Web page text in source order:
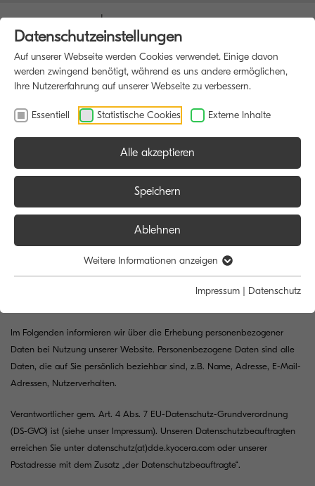
Diese Internet-Datenschutzerklärung beschreibt die Maßnahmen, die
KYOCERA zum Schutz Ihrer personenbezogenen Daten ergreift, wenn
Im Folgenden informieren wir über die Erhebung personenbezogener
Daten bei Nutzung unserer Website. Personenbezogene Daten sind alle
Daten, die auf Sie persönlich beziehbar sind, z.B. Name, Adresse, E-Mail-
Adressen, Nutzerverhalten.
Verantwortlicher gem. Art. 4 Abs. 7 EU-Datenschutz-Grundverordnung
(DS-GVO) ist (siehe unser Impressum). Unseren Datenschutzbeauftragten
erreichen Sie unter datenschutz(at)dde.kyocera.com oder unserer
Postadresse mit dem Zusatz „der Datenschutzbeauftragte“.
Datenschutzeinstellungen
Auf unserer Webseite werden Cookies verwendet. Einige davon
werden zwingend benötigt, während es uns andere ermöglichen,
Ihre Nutzererfahrung auf unserer Webseite zu verbessern.
Essentiell Statistische Cookies Externe Inhalte
Alle akzeptieren
Speichern
Ablehnen
Weitere Informationen anzeigen
Impressum | Datenschutz